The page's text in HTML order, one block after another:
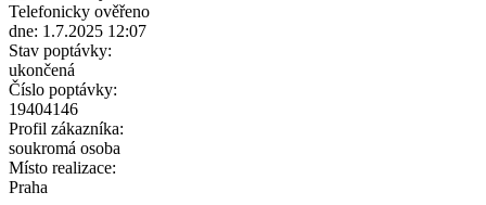
Telefonicky ověřeno
dne: 1.7.2025 12:07
Stav poptávky:
ukončená
Číslo poptávky:
19404146
Profil zákazníka:
soukromá osoba
Místo realizace:
Praha